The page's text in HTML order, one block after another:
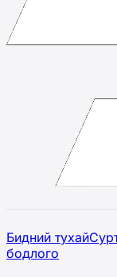
Бидний тухай
бодлого